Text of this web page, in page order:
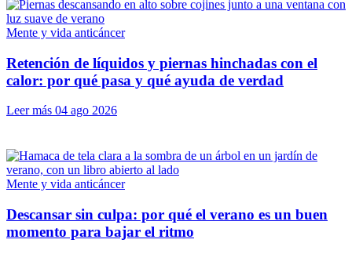
Mente y vida anticáncer
Retención de líquidos y piernas hinchadas con el
calor: por qué pasa y qué ayuda de verdad
Leer más 04 ago 2026
Mente y vida anticáncer
Descansar sin culpa: por qué el verano es un buen
momento para bajar el ritmo